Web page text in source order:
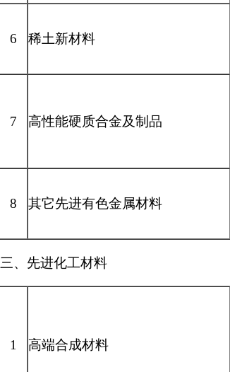
6 稀土新材料
7 高性能硬质合金及制品
8 其它先进有色金属材料
三、先进化工材料
1 高端合成材料